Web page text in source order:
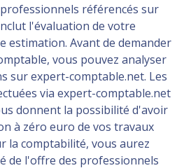
référencés sur
l'évaluation de votre
estimation. Avant de demander
vous pouvez analyser
sur expert-comptable.net. Les
via expert-comptable.net
donnent la possibilité d'avoir
à zéro euro de vos travaux
la comptabilité, vous aurez
de l'offre des professionnels